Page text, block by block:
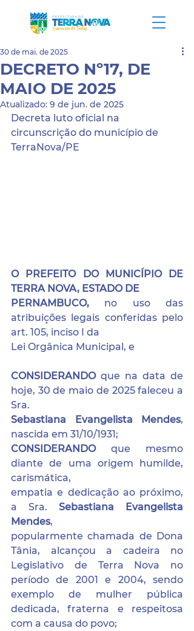
DECRETO Nº17, DE
MAIO DE 2025
30 de mai. de 2025
Atualizado: 9 de jun. de 2025
Decreta luto oficial na
circunscrição do município de
TerraNova/PE
O PREFEITO DO MUNICÍPIO DE
TERRA NOVA, ESTADO DE
PERNAMBUCO, no uso das
atribuições legais conferidas pelo
art. 105, inciso I da
Lei Orgânica Municipal, e
CONSIDERANDO que na data de
hoje, 30 de maio de 2025 faleceu a
Sra.
Sebastiana Evangelista Mendes,
nascida em 31/10/1931;
CONSIDERANDO que mesmo
diante de uma origem humilde,
carismática,
empatia e dedicação ao próximo,
a Sra. Sebastiana Evangelista
Mendes,
popularmente chamada de Dona
Tânia, alcançou a cadeira no
Legislativo de Terra Nova no
período de 2001 e 2004, sendo
exemplo de mulher pública
dedicada, fraterna e respeitosa
com a causa do povo;